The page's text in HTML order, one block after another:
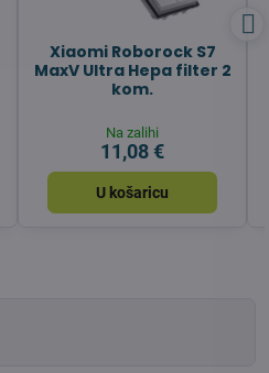
Xiaomi Roborock S7
MaxV Ultra Hepa filter 2
kom.
Na zalihi
11,08 €
U košaricu